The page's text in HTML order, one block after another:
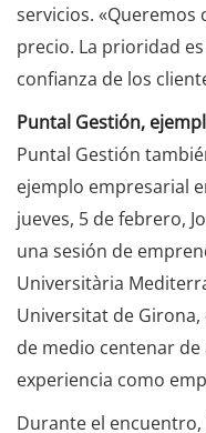
servicios.
precio. La prioridad
confianza de los
Puntal Gestión,
Puntal Gestión
ejemplo empresarial
jueves, 5 de febrero,
una sesión de
Universitària
Universitat de
de medio centenar
experiencia como
Durante el